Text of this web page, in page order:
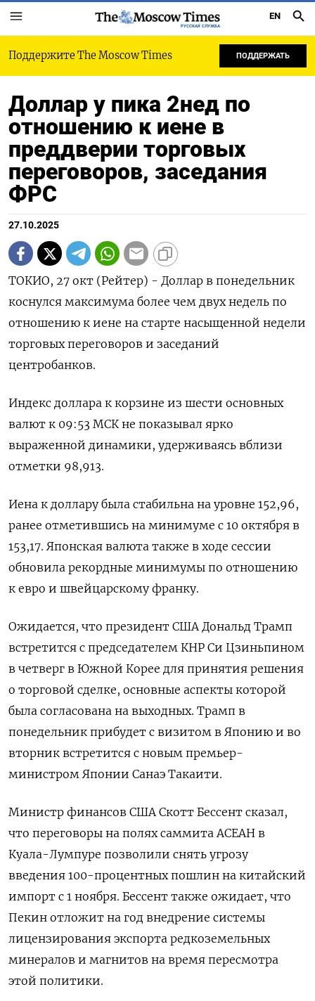
РУССКАЯ СЛУЖБА
EN
Поддержите The Moscow Times ПОДДЕРЖАТЬ
Доллар у пика 2нед по
отношению к иене в
преддверии торговых
переговоров, заседания
ФРС
27.10.2025
ТОКИО, 27 окт (Рейтер) - Доллар в понедельник
коснулся максимума более чем двух недель по
отношению к иене на старте насыщенной недели
торговых переговоров и заседаний
центробанков.
Индекс доллара к корзине из шести основных
валют к 09:53 МСК не показывал ярко
выраженной динамики, удерживаясь вблизи
отметки 98,913​.
Иена к доллару была стабильна на уровне 152,96,
ранее отметившись на минимуме с 10 октября в
153,17. Японская валюта также в ходе сессии
обновила рекордные минимумы по отношению
к евро и швейцарскому франку.
Ожидается, что президент США Дональд Трамп
встретится с председателем КНР Си Цзиньпином
в четверг в Южной Корее для принятия решения
о торговой сделке, основные аспекты которой
была согласована на выходных. Трамп в
понедельник прибудет с визитом в Японию и во
вторник встретится с новым премьер-
министром Японии Санаэ Такаити.
Министр финансов США Скотт Бессент сказал,
что переговоры на полях саммита АСЕАН в
Куала-Лумпуре позволили снять угрозу
введения 100-процентных пошлин на китайский
импорт с 1 ноября. Бессент также ожидает, что
Пекин отложит на год внедрение системы
лицензирования экспорта редкоземельных
минералов и магнитов на время пересмотра
этой политики.